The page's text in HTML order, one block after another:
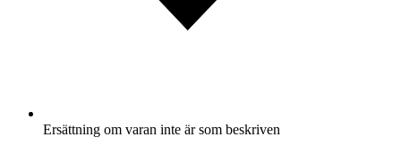
Ersättning om varan inte är som beskriven